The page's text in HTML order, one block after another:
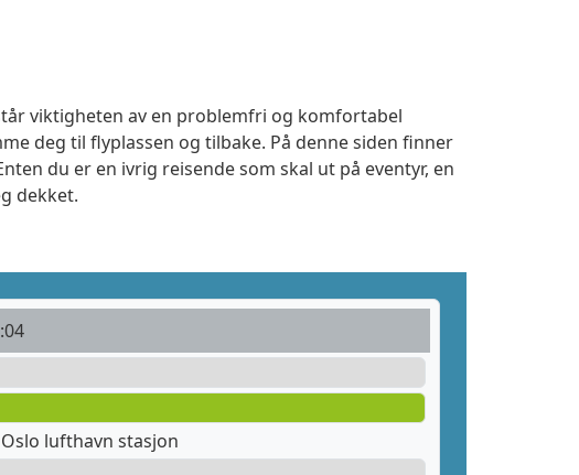
viktigheten av en problemfri og komfortabel
deg til flyplassen og tilbake. På denne siden finner
du er en ivrig reisende som skal ut på eventyr, en
dekket.
lufthavn stasjon